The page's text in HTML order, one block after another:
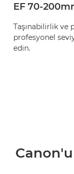
EF 70-
Taşınabilirlik ve
profesyonel
edin.